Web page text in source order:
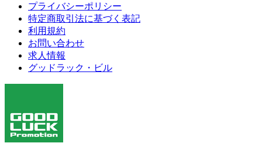
プライバシーポリシー
特定商取引法に基づく表記
利用規約
お問い合わせ
求人情報
グッドラック・ビル